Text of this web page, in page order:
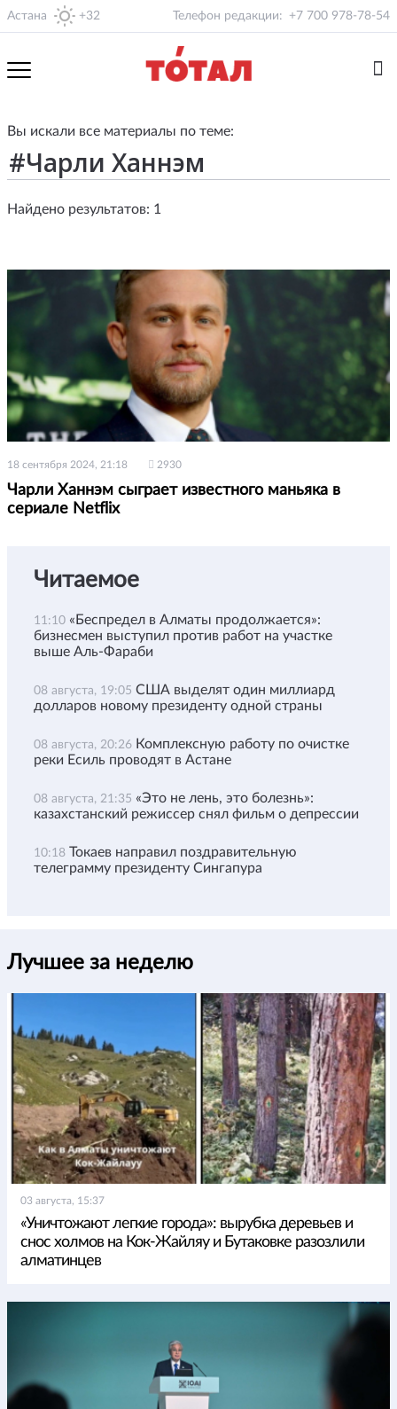
Астана +32 Телефон редакции: +7 700 978-78-54
Вы искали все материалы по теме:
Найдено результатов: 1
18 сентября 2024, 21:18 2930
Чарли Ханнэм сыграет известного маньяка в
сериале Netflix
Читаемое
11:10 «Беспредел в Алматы продолжается»:
бизнесмен выступил против работ на участке
выше Аль-Фараби
08 августа, 19:05 США выделят один миллиард
долларов новому президенту одной страны
08 августа, 20:26 Комплексную работу по очистке
реки Есиль проводят в Астане
08 августа, 21:35 «Это не лень, это болезнь»:
казахстанский режиссер снял фильм о депрессии
10:18 Токаев направил поздравительную
телеграмму президенту Сингапура
Лучшее за неделю
03 августа, 15:37
«Уничтожают легкие города»: вырубка деревьев и
снос холмов на Кок-Жайляу и Бутаковке разозлили
алматинцев